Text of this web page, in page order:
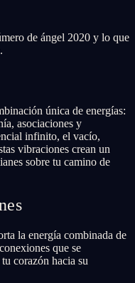
de ángel 2020 y lo que
única de energías:
asociaciones y
infinito, el vacío,
vibraciones crean un
sobre tu camino de
la energía combinada de
que se
corazón hacia su